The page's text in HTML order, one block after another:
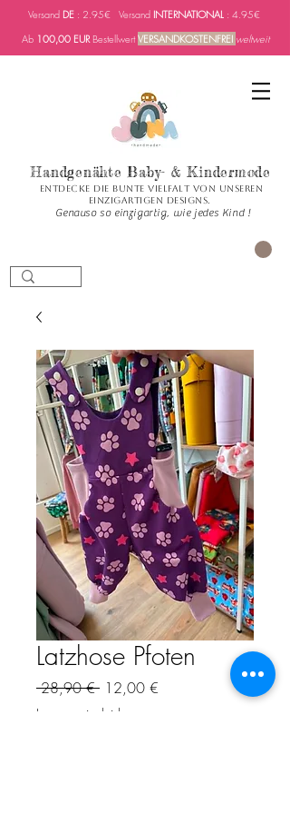
Versand DE : 2.95€ Versand INTERNATIONAL : 4.95€
Ab 100,00 EURBestellwertVERSANDKOSTENFREI weltweit
Handgenähte Baby- & Kindermode
Entdecke die bunte Vielfalt von unseren
einzigartigen Designs.
Genauso so einzigartig, wie jedes Kind !
Latzhose Pfoten
28,90 € Precio
12,00 €
Impuesto incluido